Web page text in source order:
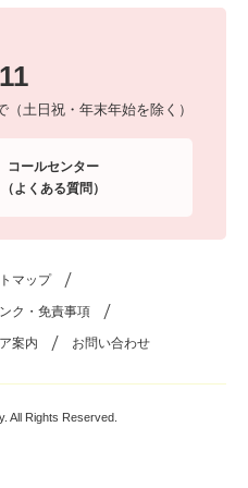
土日祝・年末年始を除く）
コールセンター
（よくある質問）
マップ
ク・免責事項
案内 お問い合わせ
All Rights Reserved.